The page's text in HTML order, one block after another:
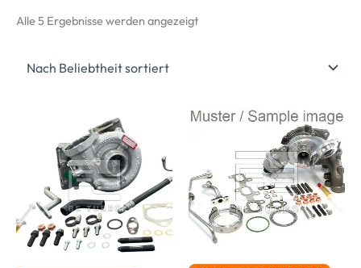
Alle 5 Ergebnisse werden angezeigtNach